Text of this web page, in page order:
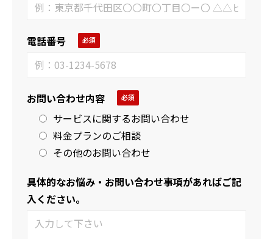
電話番号
お問い合わせ内容
サービスに関するお問い合わせ
料金プランのご相談
その他のお問い合わせ
具体的なお悩み・お問い合わせ事項があればご記
入ください。